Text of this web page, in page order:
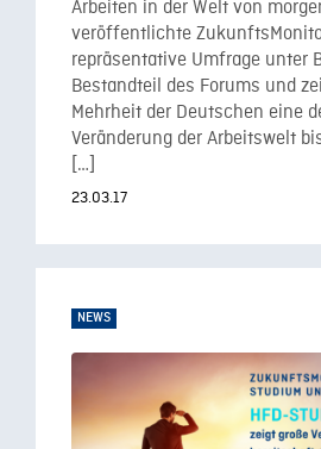
Arbeiten in der Welt von
veröffentlichte
repräsentative Umfrage unter
Bestandteil des Forums und
Mehrheit der Deutschen eine
Veränderung der Arbeitswelt
[…]
23.03.17
NEWS